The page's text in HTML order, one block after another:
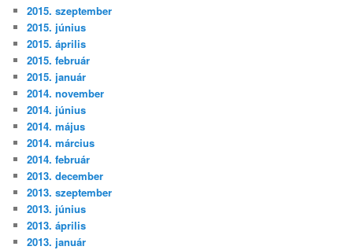
2015. szeptember
2015. június
2015. április
2015. február
2015. január
2014. november
2014. június
2014. május
2014. március
2014. február
2013. december
2013. szeptember
2013. június
2013. április
2013. január